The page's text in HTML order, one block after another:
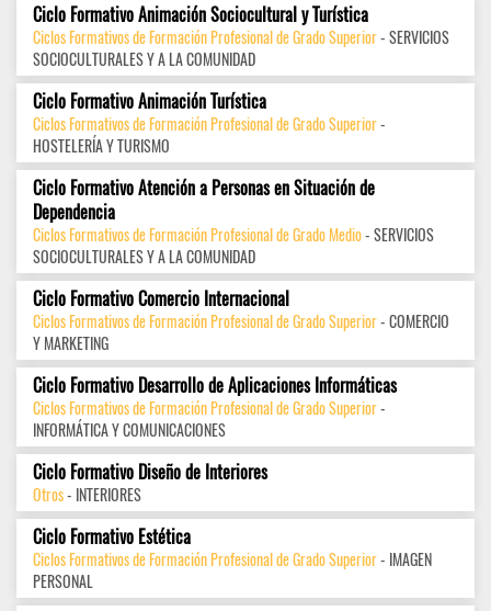
Ciclo Formativo Animación Sociocultural y Turística
Ciclos Formativos de Formación Profesional de Grado Superior- SERVICIOS
SOCIOCULTURALES Y A LA COMUNIDAD
Ciclo Formativo Animación Turística
Ciclos Formativos de Formación Profesional de Grado Superior-
HOSTELERÍA Y TURISMO
Ciclo Formativo Atención a Personas en Situación de
Dependencia
Ciclos Formativos de Formación Profesional de Grado Medio- SERVICIOS
SOCIOCULTURALES Y A LA COMUNIDAD
Ciclo Formativo Comercio Internacional
Ciclos Formativos de Formación Profesional de Grado Superior- COMERCIO
Y MARKETING
Ciclo Formativo Desarrollo de Aplicaciones Informáticas
Ciclos Formativos de Formación Profesional de Grado Superior-
INFORMÁTICA Y COMUNICACIONES
Ciclo Formativo Diseño de Interiores
Otros- INTERIORES
Ciclo Formativo Estética
Ciclos Formativos de Formación Profesional de Grado Superior- IMAGEN
PERSONAL